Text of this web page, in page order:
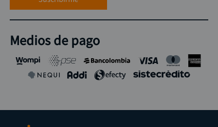
Medios de pago